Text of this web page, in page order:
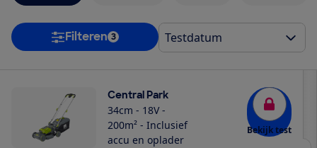
Filteren 3
Central Park
34cm - 18V -
200m² - Inclusief
accu en oplader
Bekijk test